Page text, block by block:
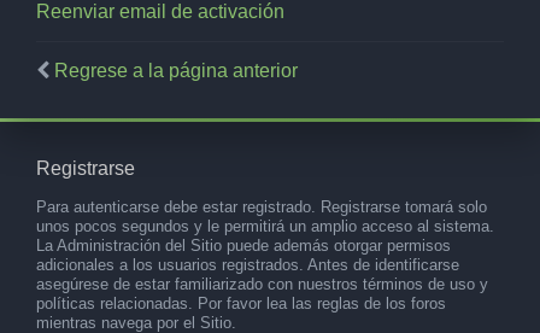
Reenviar email de activación
Regrese a la página anterior
Registrarse
Para autenticarse debe estar registrado. Registrarse tomará solo
unos pocos segundos y le permitirá un amplio acceso al sistema.
La Administración del Sitio puede además otorgar permisos
adicionales a los usuarios registrados. Antes de identificarse
asegúrese de estar familiarizado con nuestros términos de uso y
políticas relacionadas. Por favor lea las reglas de los foros
mientras navega por el Sitio.